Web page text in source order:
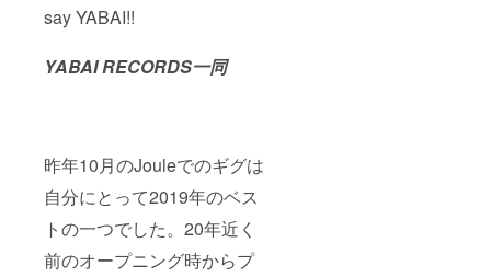
say YABAI!!
YABAI RECORDS一同
昨年10月のJouleでのギグは
自分にとって2019年のベス
トの一つでした。20年近く
前のオープニング時からプ